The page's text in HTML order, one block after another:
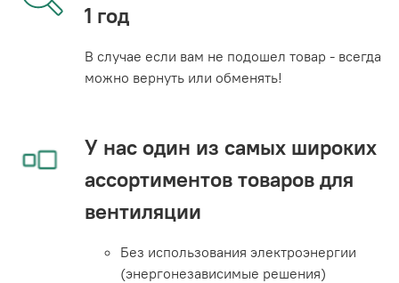
1 год
В случае если вам не подошел товар - всегда
можно вернуть или обменять!
У нас один из самых широких
ассортиментов товаров для
вентиляции
Без использования электроэнергии
(энергонезависимые решения)